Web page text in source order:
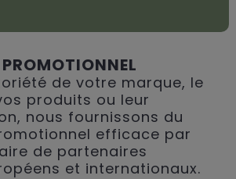
de votre marque, le
produits ou leur
nous fournissons du
efficace par
de partenaires
et internationaux.